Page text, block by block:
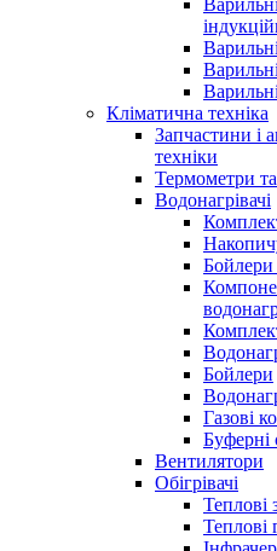
Кліматична техніка
Запчастини і
техніки
Термометри
Водонагрівачі
Бойлери
Бойлери
Газові
Буферні
Вентилятори
Обігрівачі
Теплові
Теплові